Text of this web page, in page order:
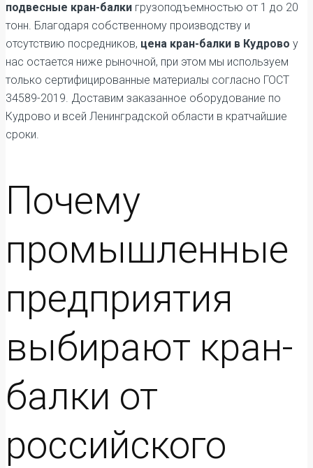
подвесные кран-балки грузоподъемностью от 1 до 20
тонн. Благодаря собственному производству и
отсутствию посредников, цена кран-балки в Кудрово у
нас остается ниже рыночной, при этом мы используем
только сертифицированные материалы согласно ГОСТ
34589-2019. Доставим заказанное оборудование по
Кудрово и всей Ленинградской области в кратчайшие
сроки.
Почему
промышленные
предприятия
выбирают кран-
балки от
российского